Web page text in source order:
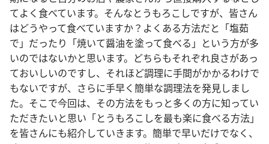
てよく食べています。そんなとうもろこしですが、皆さん
はどうやって食べていますか？よくある方法だと「塩茹
で」だったり「焼いて醤油を塗って食べる」という方が多
いのではないかと思います。どちらもそれぞれ良さがあっ
ておいしいのですし、それほど調理に手間がかかるわけで
もないですが、さらに手早く簡単な調理法を発見しまし
た。そこで今回は、その方法をもっと多くの方に知ってい
ただきたいと思い「とうもろこしを最も楽に食べる方法」
を皆さんにも紹介していきます。簡単で早いだけでなく、